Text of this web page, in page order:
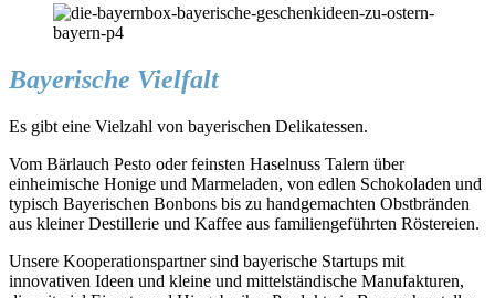
Bayerische Vielfalt
Es gibt eine Vielzahl von bayerischen Delikatessen.
Vom Bärlauch Pesto oder feinsten Haselnuss Talern über
einheimische Honige und Marmeladen, von edlen Schokoladen und
typisch Bayerischen Bonbons bis zu handgemachten Obstbränden
aus kleiner Destillerie und Kaffee aus familiengeführten Röstereien.
Unsere Kooperationspartner sind bayerische Startups mit
innovativen Ideen und kleine und mittelständische Manufakturen,